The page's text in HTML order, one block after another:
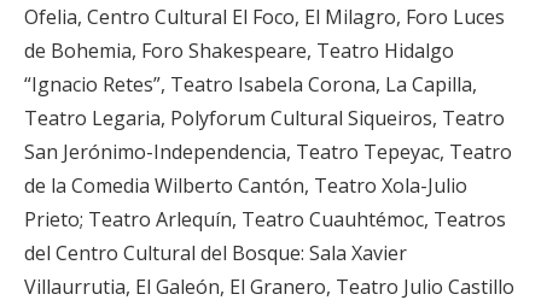
Ofelia, Centro Cultural El Foco, El Milagro, Foro Luces
de Bohemia, Foro Shakespeare, Teatro Hidalgo
“Ignacio Retes”, Teatro Isabela Corona, La Capilla,
Teatro Legaria, Polyforum Cultural Siqueiros, Teatro
San Jerónimo-Independencia, Teatro Tepeyac, Teatro
de la Comedia Wilberto Cantón, Teatro Xola-Julio
Prieto; Teatro Arlequín, Teatro Cuauhtémoc, Teatros
del Centro Cultural del Bosque: Sala Xavier
Villaurrutia, El Galeón, El Granero, Teatro Julio Castillo